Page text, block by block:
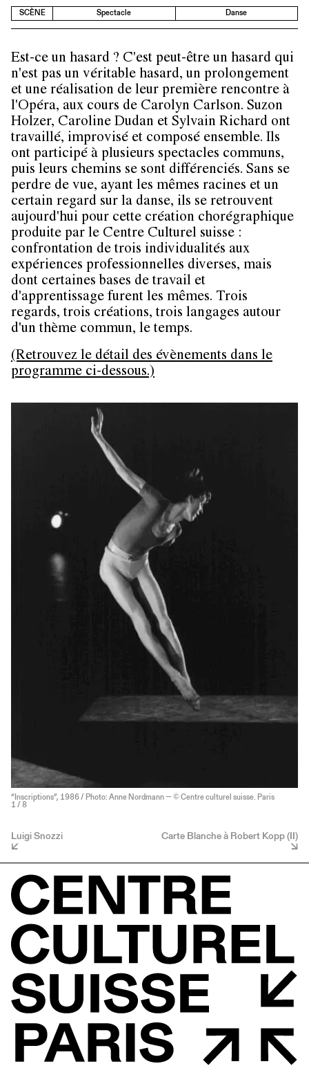
SCÈNE Spectacle Danse
Est-ce un hasard ? C'est peut-être un hasard qui
n'est pas un véritable hasard, un prolongement
et une réalisation de leur première rencontre à
l'Opéra, aux cours de Carolyn Carlson. Suzon
Holzer, Caroline Dudan et Sylvain Richard ont
travaillé, improvisé et composé ensemble. Ils
ont participé à plusieurs spectacles communs,
puis leurs chemins se sont différenciés. Sans se
perdre de vue, ayant les mêmes racines et un
certain regard sur la danse, ils se retrouvent
aujourd'hui pour cette création chorégraphique
produite par le Centre Culturel suisse :
confrontation de trois individualités aux
expériences professionnelles diverses, mais
dont certaines bases de travail et
d'apprentissage furent les mêmes. Trois
regards, trois créations, trois langages autour
d'un thème commun, le temps.
(Retrouvez le détail des évènements dans le
programme ci-dessous.)
“Inscriptions”, 1986 / Photo: Anne Nordmann — © Centre culturel suisse. Paris
1 / 8
Luigi Snozzi Carte Blanche à Robert Kopp (II)